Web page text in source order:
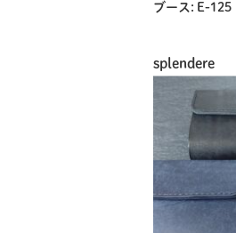
ブース: E-125
splendere